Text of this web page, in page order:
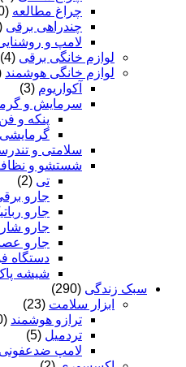
چراغ مطالعه (0)
چندراهی برقی
لامپ و
لوازم خانگی برقی (4)
لوازم خانگی هوشمند
آکواریوم (3)
سرمایش و
پنکه و فن
گرمایشی
سلامتی و
شستشو و
تی (2)
جارو
جارو
جارو
جارو
دستگاه
شیشه
سبک زندگی (290)
ابزار سلامت (23)
ترازو هوشمند (10)
تردمیل (5)
لامپ ضدعفونی